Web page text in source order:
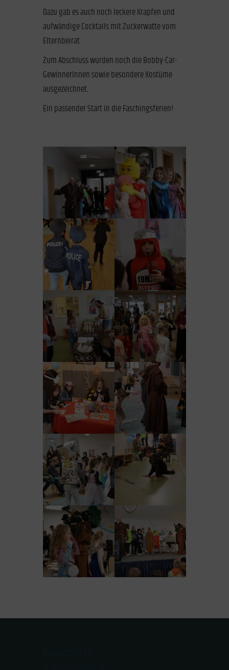
Dazu gab es auch noch leckere Krapfen und
aufwändige Cocktails mit Zuckerwatte vom
Elternbeirat.
Zum Abschluss wurden noch die Bobby-Car-
GewinnerInnen sowie besondere Kostüme
ausgezeichnet.
Ein passender Start in die Faschingsferien!